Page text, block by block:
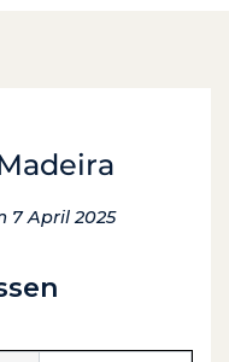
7 April 2025